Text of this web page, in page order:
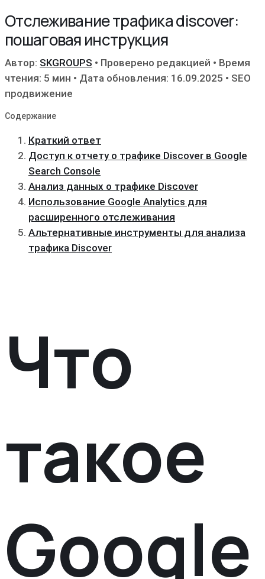
Отслеживание трафика discover:
пошаговая инструкция
Автор: SKGROUPS • Проверено редакцией • Время
чтения: 5 мин • Дата обновления: 16.09.2025 • SEO
продвижение
Содержание
Краткий ответ
Доступ к отчету о трафике Discover в Google
Search Console
Анализ данных о трафике Discover
Использование Google Analytics для
расширенного отслеживания
Альтернативные инструменты для анализа
трафика Discover
Что
такое
Google